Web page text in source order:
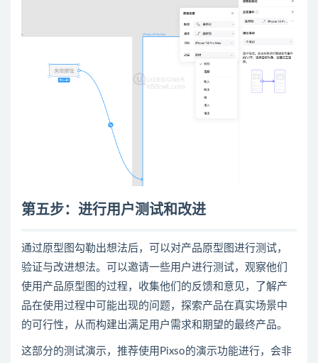
第五步：进行用户测试和改进
通过原型图勾勒出想法后，可以对产品原型 图 进行测试，
验证与改进想法。可以邀请一些用户进行测试，观察他们
使用 产品原型图的过程，收集他们的反馈和意见，了解产
品在使用过程中可能出现的问题，探索产品在真实场景中
的可行性，从而构建出满足用户需求和期望的最终产品。
这部分的测试演示，推荐使用Pixso的演示功能进行，会非